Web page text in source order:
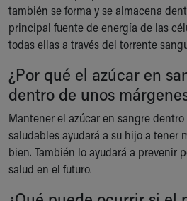
Find a Pediatrics Location
Find a Pediatrician
MyChart
Breastfeeding Medicine
Child Passenger Safety
Safe Sleep for Babies
Safe Sleep
About Akron Children's
Who We Are
Building a Brighter Future
Our Mission, Vision, Promise
también se forma y se almacena
principal fuente de energía de las
todas ellas a través del torrente
¿Por qué el azúcar en
dentro de unos
Mantener el azúcar en sangre
saludables ayudará a su hijo a tener
bien. También lo ayudará a prevenir
salud en el futuro.